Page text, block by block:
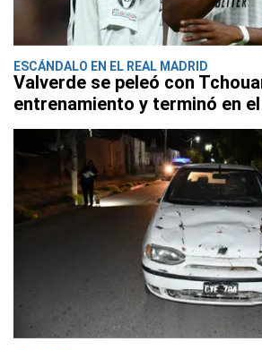
ESCÁNDALO EN EL REAL MADRID
Valverde se peleó con
entrenamiento y terminó en